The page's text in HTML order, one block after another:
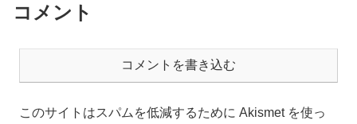
コメント
コメントを書き込む
このサイトはスパムを低減するために Akismet を使っ